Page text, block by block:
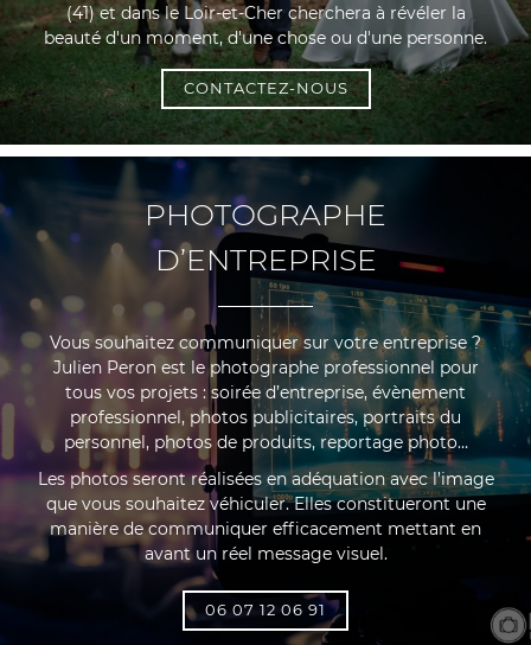
PHOTO
& VIDÉOS
CONTACT
REJOIGNEZ-
(41) et dans le Loir-et-Cher cherchera à révéler la
beauté d'un moment, d'une chose ou d'une personne.
CONTACTEZ-NOUS
PHOTOGRAPHE
D’ENTREPRISE
Vous souhaitez communiquer sur votre entreprise ?
Julien Peron est le photographe professionnel pour
tous vos projets : soirée d’entreprise, évènement
professionnel, photos publicitaires, portraits du
personnel, photos de produits, reportage photo…
Les photos seront réalisées en adéquation avec l’image
que vous souhaitez véhiculer. Elles constitueront une
manière de communiquer efficacement mettant en
avant un réel message visuel.
06 07 12 06 91